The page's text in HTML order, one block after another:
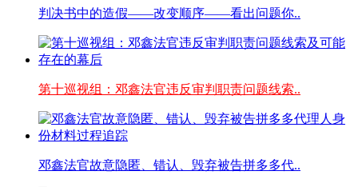
判决书中的造假——改变顺序——看出问题你..
第十巡视组：邓鑫法官违反审判职责问题线索..
邓鑫法官故意隐匿、错认、毁弃被告拼多多代..